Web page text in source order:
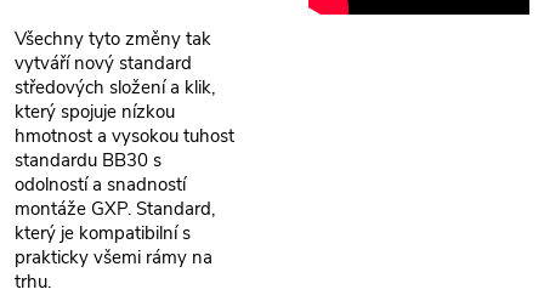
Všechny tyto změny tak
vytváří nový standard
středových složení a klik,
který spojuje nízkou
hmotnost a vysokou tuhost
standardu BB30 s
odolností a snadností
montáže GXP. Standard,
který je kompatibilní s
prakticky všemi rámy na
trhu.